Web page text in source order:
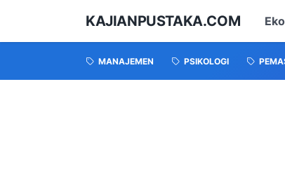
KAJIANPUSTAKA.COM
MANAJEMEN PSIKOLOGI